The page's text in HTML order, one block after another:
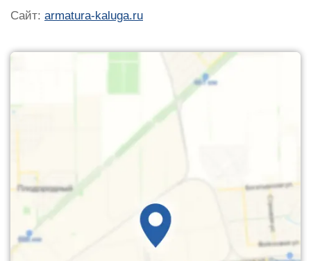
Сайт: armatura-kaluga.ru